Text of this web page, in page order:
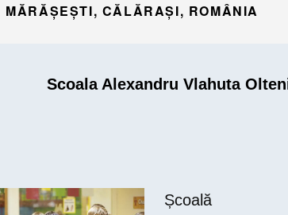
MĂRĂŞEŞTI, CĂLĂRAȘI, ROMÂNIA
Scoala Alexandru Vlahuta
Școală